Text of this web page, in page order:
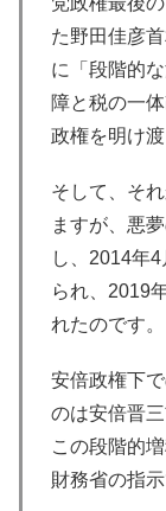
た野田佳彦
に「段階的
障と税の一
政権を明け渡
そして、そ
ますが、悪
し、2014年
られ、2019
れたのです。
安倍政権下
のは安倍晋
この段階的
財務省の指